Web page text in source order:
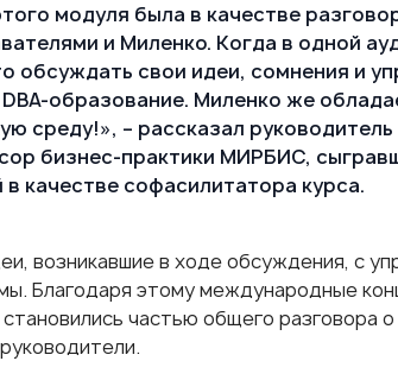
модуля была в качестве
и Миленко. Когда в одной
обсуждать свои идеи, сомнения и
образование. Миленко же
среду!», – рассказал
бизнес-практики МИРБИС,
качестве софасилитатора курса.
возникавшие в ходе обсуждения, с
Благодаря этому международные
частью общего разговора